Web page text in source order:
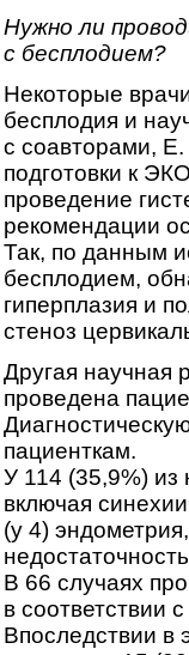
Нужно ли
с бесплодием?
Некоторые
бесплодия и
с соавторами, Е.
подготовки к
проведение
рекомендации
Так, по данным
бесплодием,
гиперплазия и
стеноз
Другая научная
проведена
пациенткам.
У 114 (35,9%) из
включая
(у 4)
В 66 случаях
в соответствии
Впоследствии в